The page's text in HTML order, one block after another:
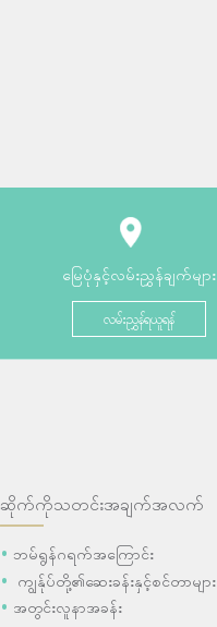
မြေပုံနှင့်လမ်းညွှန်ချက်များ
လမ်းညွှန်ရယူရန်
ဆိုက်ကိုသတင်းအချက်အလက်
ဘမ်ရွန်ဂရက်အကြောင်း
ကျွန်ုပ်တို့၏ဆေးခန်းနှင့်စင်တာများ
အတွင်းလူနာအခန်း